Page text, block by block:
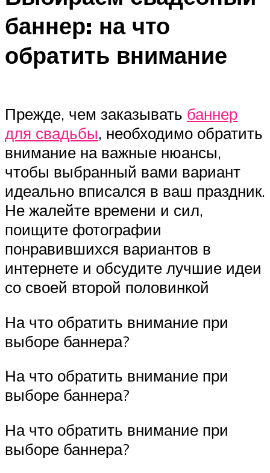
баннер: на что
обратить внимание
Прежде, чем заказывать баннер
для свадьбы, необходимо обратить
внимание на важные нюансы,
чтобы выбранный вами вариант
идеально вписался в ваш праздник.
Не жалейте времени и сил,
поищите фотографии
понравившихся вариантов в
интернете и обсудите лучшие идеи
со своей второй половинкой
На что обратить внимание при
выборе баннера?
На что обратить внимание при
выборе баннера?
На что обратить внимание при
выборе баннера?